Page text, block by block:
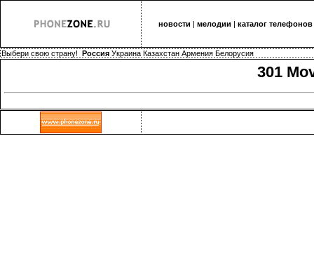
новости | мелодии | каталог телефонов
Выбери свою страну! Россия Украина Казахстан Армения Белорусия
301